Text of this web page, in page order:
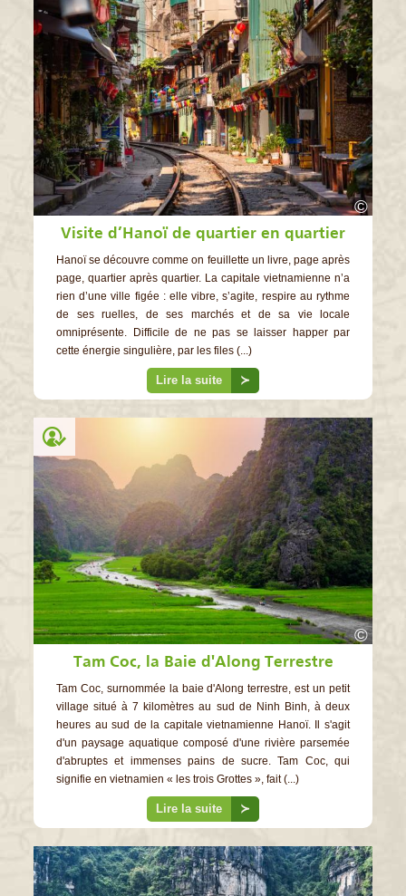
©
Visite d’Hanoï de quartier en quartier
Hanoï se découvre comme on feuillette un livre, page après
page, quartier après quartier. La capitale vietnamienne n’a
rien d’une ville figée : elle vibre, s’agite, respire au rythme
de ses ruelles, de ses marchés et de sa vie locale
omniprésente. Difficile de ne pas se laisser happer par
cette énergie singulière, par les files (...)
Lire la suite ≻
©
Tam Coc, la Baie d'Along Terrestre
Tam Coc, surnommée la baie d'Along terrestre, est un petit
village situé à 7 kilomètres au sud de Ninh Binh, à deux
heures au sud de la capitale vietnamienne Hanoï. Il s'agit
d'un paysage aquatique composé d'une rivière parsemée
d'abruptes et immenses pains de sucre. Tam Coc, qui
signifie en vietnamien « les trois Grottes », fait (...)
Lire la suite ≻